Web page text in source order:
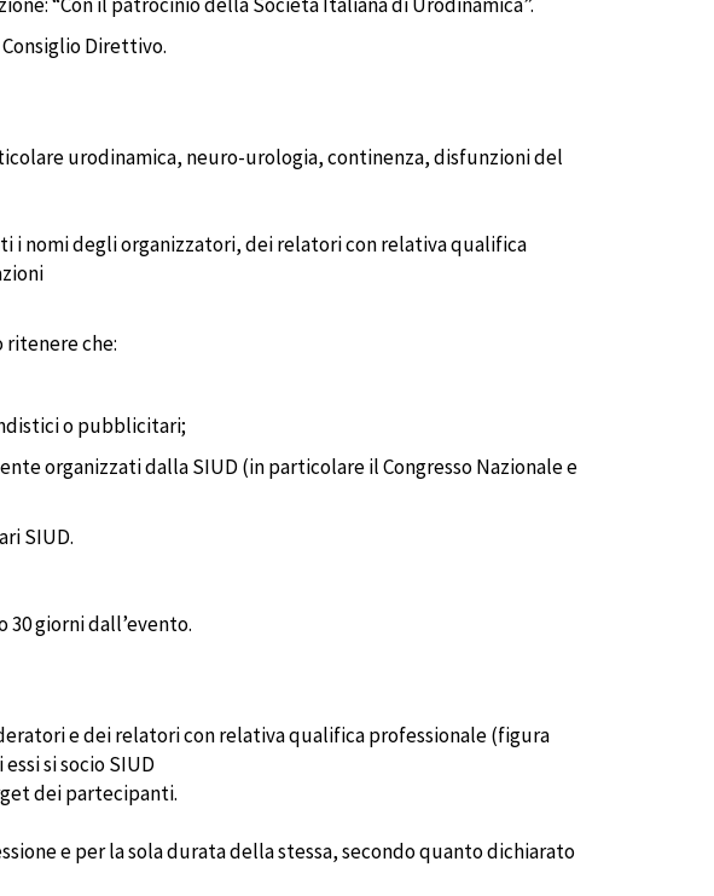
“Con il patrocinio della Società Italiana di Urodinamica”.
Direttivo.
urodinamica, neuro-urologia, continenza, disfunzioni del
i nomi degli organizzatori, dei relatori con relativa qualifica
ritenere che:
o pubblicitari;
organizzati dalla SIUD (in particolare il Congresso Nazionale e
SIUD.
30 giorni dall’evento.
e dei relatori con relativa qualifica professionale (figura
si socio SIUD
dei partecipanti.
e per la sola durata della stessa, secondo quanto dichiarato